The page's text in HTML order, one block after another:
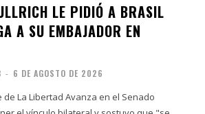
LE PIDIÓ A BRASIL
A SU EMBAJADOR EN
- 6 DE AGOSTO DE 2026
La Libertad Avanza en el Senado